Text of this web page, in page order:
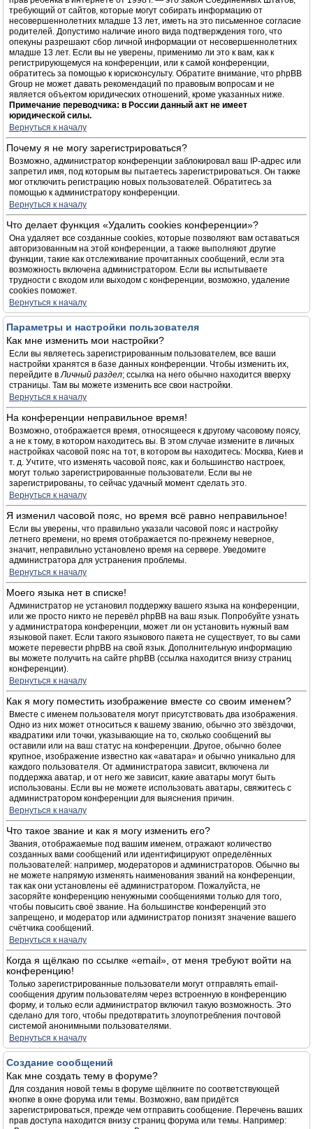
требующий от сайтов, которые могут собирать информацию от
несовершеннолетних младше 13 лет, иметь на это письменное согласие
родителей. Допустимо наличие иного вида подтверждения того, что
опекуны разрешают сбор личной информации от несовершеннолетних
младше 13 лет. Если вы не уверены, применимо ли это к вам, как к
регистрирующемуся на конференции, или к самой конференции,
обратитесь за помощью к юрисконсульту. Обратите внимание, что phpBB
Group не может давать рекомендаций по правовым вопросам и не
является объектом юридических отношений, кроме указанных ниже.
Примечание переводчика: в России данный акт не имеет
юридической силы.
Вернуться к началу
Почему я не могу зарегистрироваться?
Возможно, администратор конференции заблокировал ваш IP-адрес или
запретил имя, под которым вы пытаетесь зарегистрироваться. Он также
мог отключить регистрацию новых пользователей. Обратитесь за
помощью к администратору конференции.
Вернуться к началу
Что делает функция «Удалить cookies конференции»?
Она удаляет все созданные cookies, которые позволяют вам оставаться
авторизованным на этой конференции, а также выполняют другие
функции, такие как отслеживание прочитанных сообщений, если эта
возможность включена администратором. Если вы испытываете
трудности с входом или выходом с конференции, возможно, удаление
cookies поможет.
Вернуться к началу
Параметры и настройки пользователя
Как мне изменить мои настройки?
Если вы являетесь зарегистрированным пользователем, все ваши
настройки хранятся в базе данных конференции. Чтобы изменить их,
перейдите вЛичный раздел; ссылка на него обычно находится вверху
страницы. Там вы можете изменить все свои настройки.
Вернуться к началу
На конференции неправильное время!
Возможно, отображается время, относящееся к другому часовому поясу,
а не к тому, в котором находитесь вы. В этом случае измените в личных
настройках часовой пояс на тот, в котором вы находитесь: Москва, Киев и
т. д. Учтите, что изменять часовой пояс, как и большинство настроек,
могут только зарегистрированные пользователи. Если вы не
зарегистрированы, то сейчас удачный момент сделать это.
Вернуться к началу
Я изменил часовой пояс, но время всё равно неправильное!
Если вы уверены, что правильно указали часовой пояс и настройку
летнего времени, но время отображается по-прежнему неверное,
значит, неправильно установлено время на сервере. Уведомите
администратора для устранения проблемы.
Вернуться к началу
Моего языка нет в списке!
Администратор не установил поддержку вашего языка на конференции,
или же просто никто не перевёл phpBB на ваш язык. Попробуйте узнать
у администратора конференции, может ли он установить нужный вам
языковой пакет. Если такого языкового пакета не существует, то вы сами
можете перевести phpBB на свой язык. Дополнительную информацию
вы можете получить на сайте phpBB (ссылка находится внизу страниц
конференции).
Вернуться к началу
Как я могу поместить изображение вместе со своим именем?
Вместе с именем пользователя могут присутствовать два изображения.
Одно из них может относиться к вашему званию, обычно это звёздочки,
квадратики или точки, указывающие на то, сколько сообщений вы
оставили или на ваш статус на конференции. Другое, обычно более
крупное, изображение известно как «аватара» и обычно уникально для
каждого пользователя. От администратора зависит, включена ли
поддержка аватар, и от него же зависит, какие аватары могут быть
использованы. Если вы не можете использовать аватары, свяжитесь с
администратором конференции для выяснения причин.
Вернуться к началу
Что такое звание и как я могу изменить его?
Звания, отображаемые под вашим именем, отражают количество
созданных вами сообщений или идентифицируют определённых
пользователей: например, модераторов и администраторов. Обычно вы
не можете напрямую изменять наименования званий на конференции,
так как они установлены её администратором. Пожалуйста, не
засоряйте конференцию ненужными сообщениями только для того,
чтобы повысить своё звание. На большинстве конференций это
запрещено, и модератор или администратор понизят значение вашего
счётчика сообщений.
Вернуться к началу
Когда я щёлкаю по ссылке «email», от меня требуют войти на
конференцию!
Только зарегистрированные пользователи могут отправлять email-
сообщения другим пользователям через встроенную в конференцию
форму, и только если администратор включил такую возможность. Это
сделано для того, чтобы предотвратить злоупотребления почтовой
системой анонимными пользователями.
Вернуться к началу
Создание сообщений
Как мне создать тему в форуме?
Для создания новой темы в форуме щёлкните по соответствующей
кнопке в окне форума или темы. Возможно, вам придётся
зарегистрироваться, прежде чем отправить сообщение. Перечень ваших
прав доступа находится внизу страниц форума или темы. Например: